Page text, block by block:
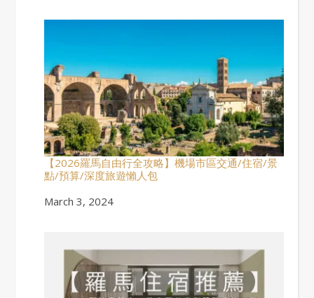
【2026羅馬自由行全攻略】機場市區交通/住宿/景
點/預算/深度旅遊懶人包
Date
March 3, 2024